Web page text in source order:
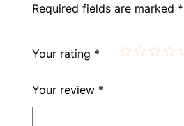
Required fields are marked *
Your rating *
Your review *